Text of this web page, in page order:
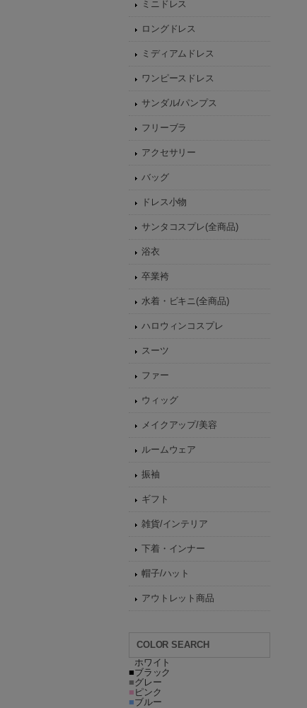
ミニドレス
ロングドレス
ミディアムドレス
ワンピースドレス
サンダル/パンプス
フリーブラ
アクセサリー
バッグ
ドレス小物
サンタコスプレ(全商品)
浴衣
卒業袴
水着・ビキニ(全商品)
ハロウィンコスプレ
スーツ
ファー
ウィッグ
メイクアップ/美容
ルームウェア
振袖
ギフト
雑貨/インテリア
下着・インナー
帽子/ハット
アウトレット商品
COLOR SEARCH
ホワイト
■ブラック
■グレー
■ ピンク
■ブルー